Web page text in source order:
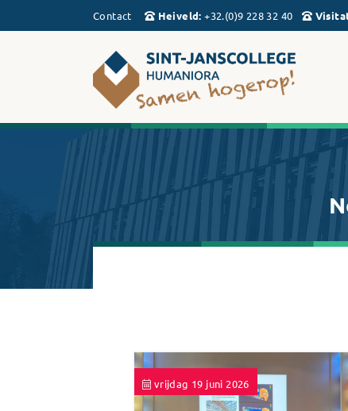
Contact Heiveld: +32.(0)9 228 32 40
vrijdag 19 juni 2026